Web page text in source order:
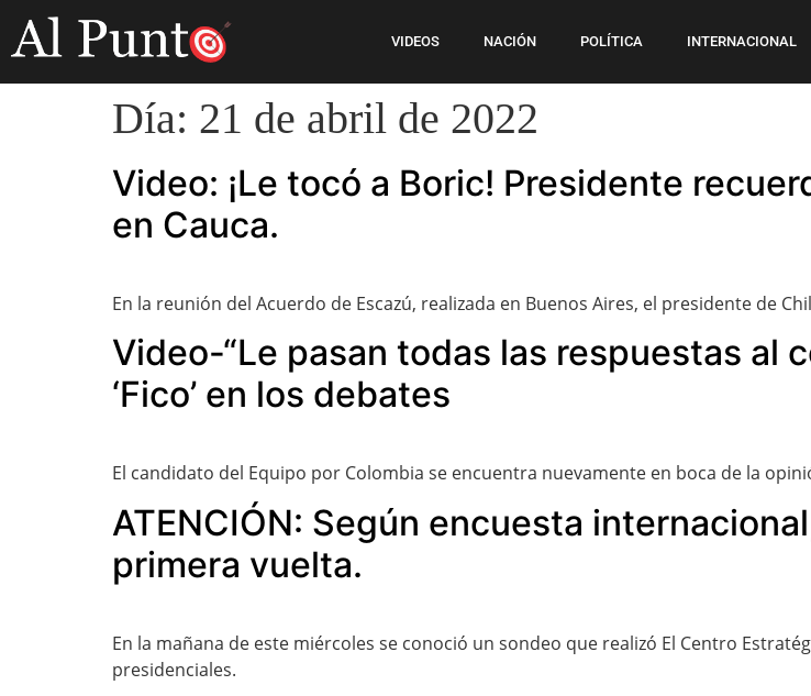
VIDEOS NACIÓN POLÍTICA INTERNACIONAL
Día: 21 de abril de 2022
Video: ¡Le tocó a Boric! Presidente
en Cauca.
En la reunión del Acuerdo de Escazú, realizada en Buenos Aires, el presidente de
Video-“Le pasan todas las respuestas al
‘Fico’ en los debates
El candidato del Equipo por Colombia se encuentra nuevamente en boca de la
ATENCIÓN: Según encuesta
primera vuelta.
En la mañana de este miércoles se conoció un sondeo que realizó El Centro
presidenciales.